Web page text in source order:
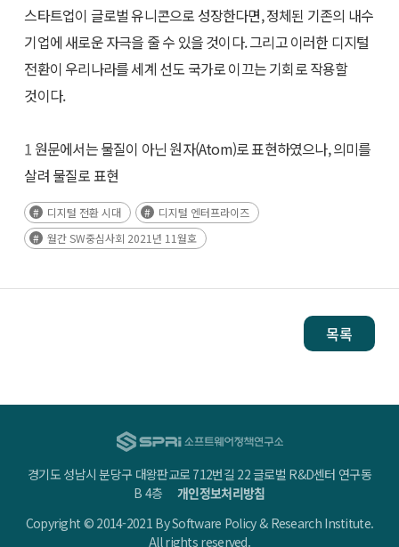
스타트업이 글로벌 유니콘으로 성장한다면, 정체된 기존의 내수
기업에 새로운 자극을 줄 수 있을 것이다. 그리고 이러한 디지털
전환이 우리나라를 세계 선도 국가로 이끄는 기회로 작용할
것이다.
1 원문에서는 물질이 아닌 원자(Atom)로 표현하였으나, 의미를
살려 물질로 표현
디지털 전환 시대
디지털 엔터프라이즈
월간 SW중심사회 2021년 11월호
목록
경기도 성남시 분당구 대왕판교로 712번길 22 글로벌 R&D센터 연구동
B 4층개인정보처리방침
Copyright © 2014-2021 By Software Policy & Research Institute.
All rights reserved.